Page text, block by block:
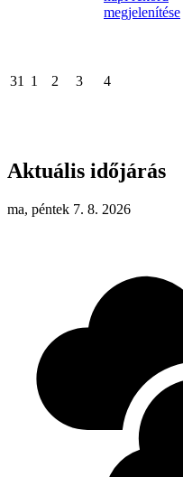
megjelenítése
31 1 2 3 4
Aktuális időjárás
ma, péntek 7. 8. 2026